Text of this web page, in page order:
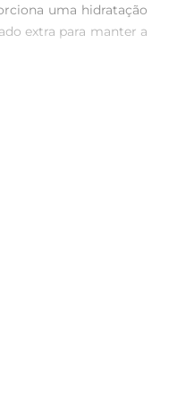
uma hidratação
extra para manter a
resultados visíveis